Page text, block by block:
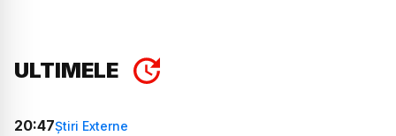
ULTIMELE
20:47Știri Externe